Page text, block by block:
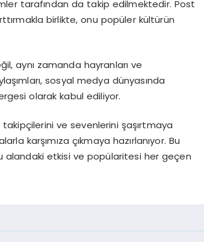
tarafından da takip edilmektedir. Post
birlikte, onu popüler kültürün
aynı zamanda hayranları ve
sosyal medya dünyasında
olarak kabul ediliyor.
ve sevenlerini şaşırtmaya
karşımıza çıkmaya hazırlanıyor. Bu
alandaki etkisi ve popülaritesi her geçen